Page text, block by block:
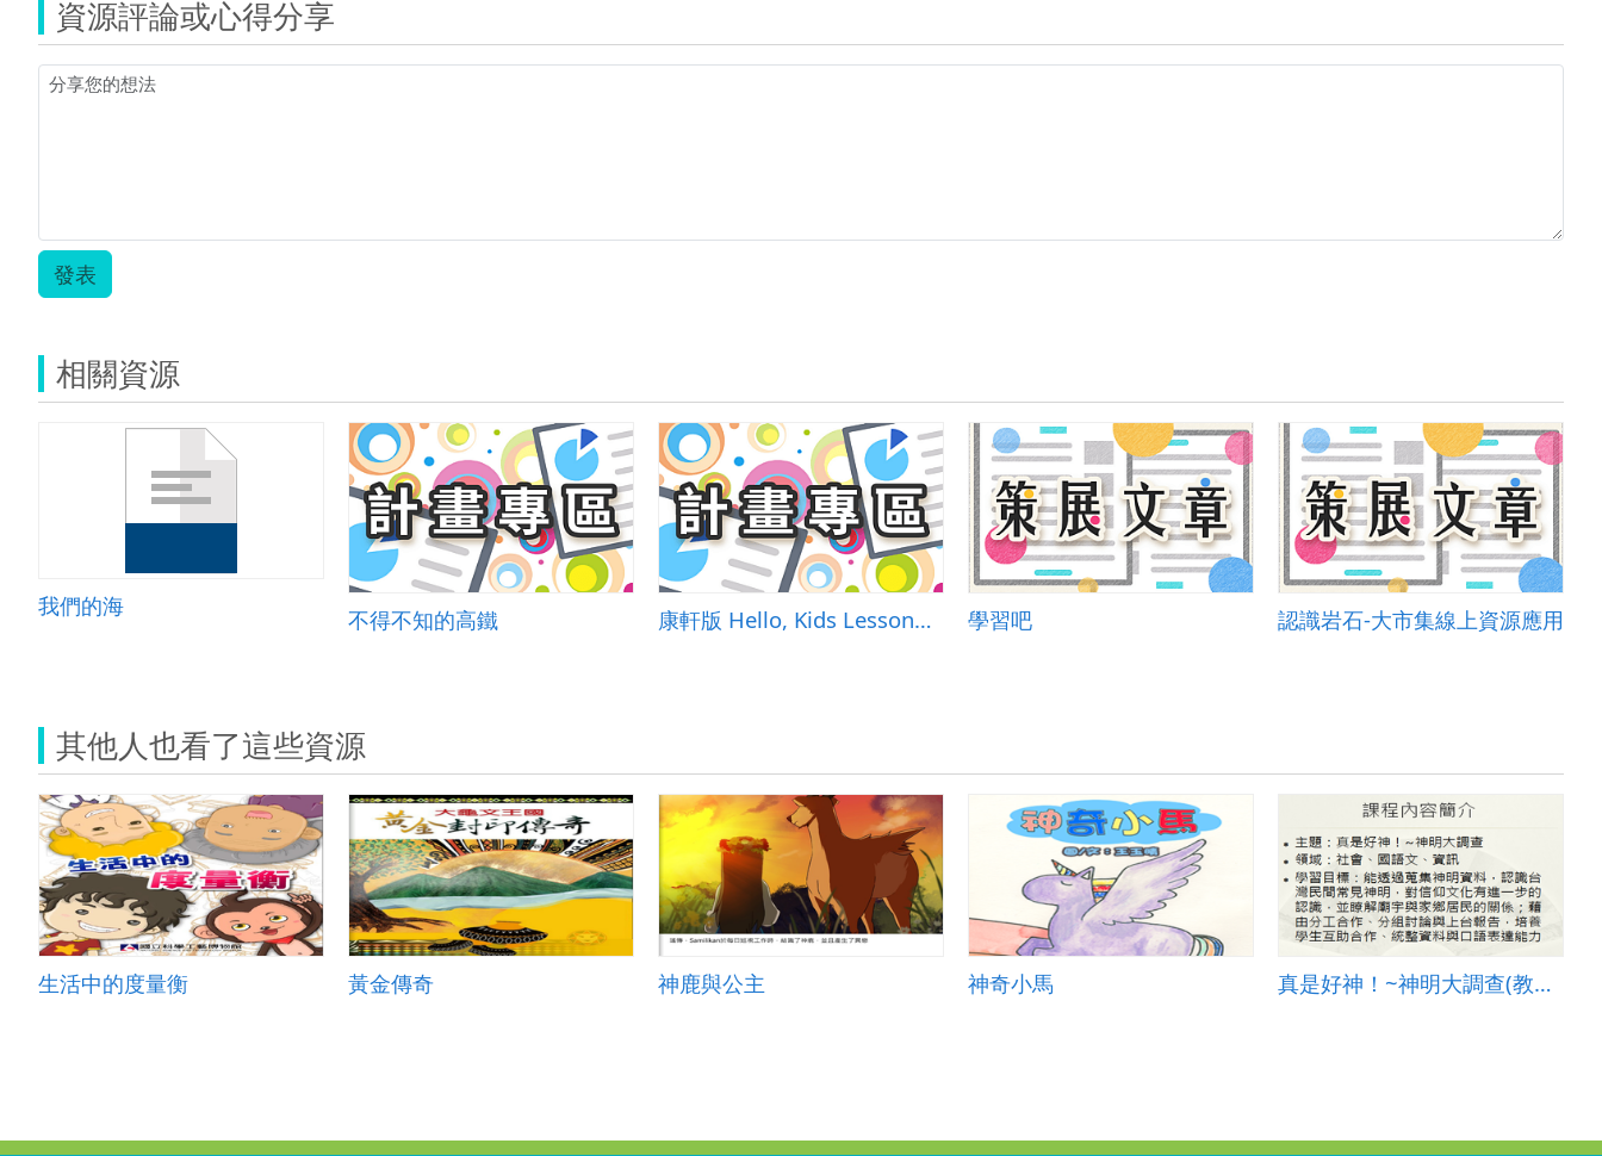
寶
資源評論或心得分享
發表
相關資源
我們的海
不得不知的高鐵 康軒版 Hello, Kids Lesson1-He Is Smart &amp; 自編教材 學習吧 認識岩石-大市集線上資源應用
其他人也看了這些資源
生活中的度量衡 黃金傳奇 神鹿與公主 神奇小馬 真是好神！~神明大調查(教學成果)